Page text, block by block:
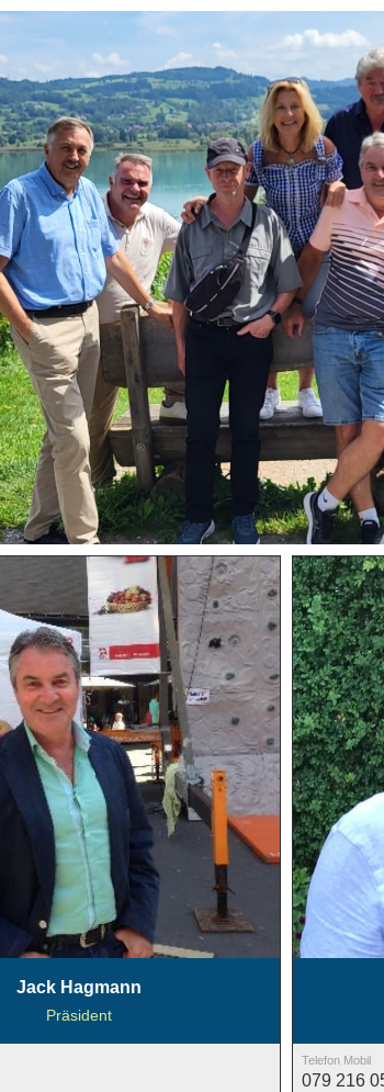
Jack Hagmann
Präsident
Telefon Mobil
079 216